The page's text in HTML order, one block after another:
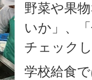
野菜や果
いか」、
チェック
学校給食